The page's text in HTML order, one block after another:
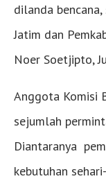
dilanda
Jatim dan
Noer Soetjipto,
Anggota Komisi
sejumlah
Diantaranya
kebutuhan